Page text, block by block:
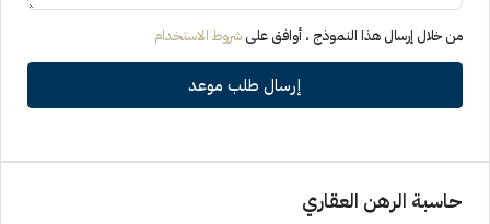
من خلال إرسال هذا النموذج ، أوافق على شروط الاستخدام
إرسال طلب موعد
حاسبة الرهن العقاري